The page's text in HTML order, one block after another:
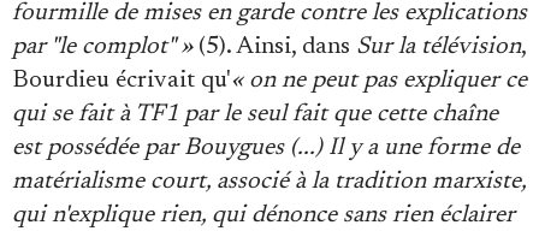
fourmille de mises en garde contre les explications
par "le complot" »(5). Ainsi, dans Sur la télévision,
Bourdieu écrivait qu'« on ne peut pas expliquer ce
qui se fait à TF1 par le seul fait que cette chaîne
est possédée par Bouygues (...) Il y a une forme de
matérialisme court, associé à la tradition marxiste,
qui n'explique rien, qui dénonce sans rien éclairer